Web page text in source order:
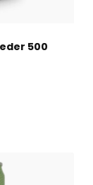
500